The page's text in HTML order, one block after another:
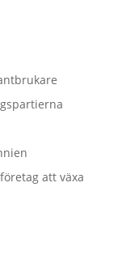
att växa